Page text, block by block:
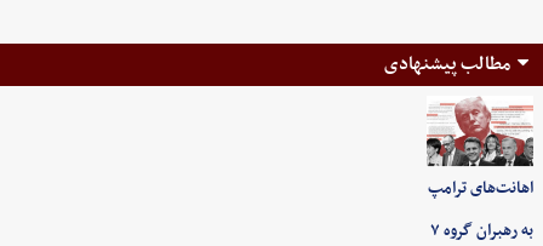
مطالب پیشنهادی
اهانت‌های ترامپ
به رهبران گروه ۷